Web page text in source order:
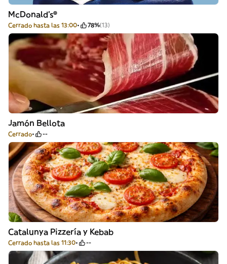
McDonald's®
Cerrado hasta las 13:00 78%(13)
Jamón Bellota
Cerrado --
Catalunya Pizzería y Kebab
Cerrado hasta las 11:30 --